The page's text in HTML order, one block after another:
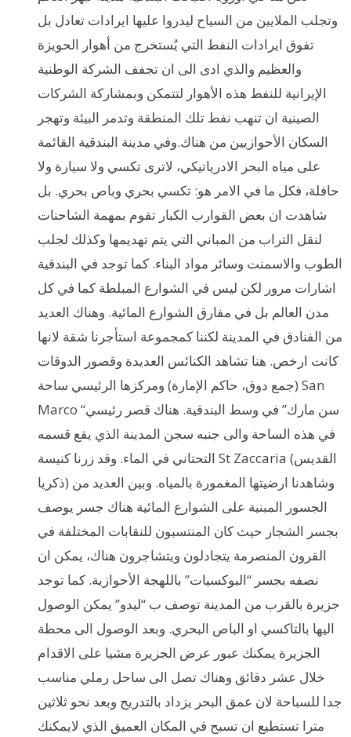
وتجلب الملايين من السياح ليدروا عليها ايرادات تعادل بل
تفوق ايرادات النفط التي يُستخرج من أهوار الحويزة
والعظيم والذي ادى الى ان تجفف الشركة الوطنية
الإيرانية للنفط هذه الأهوار لتتمكن وبمشاركة الشركات
الصينية ان تنهب نفط تلك المنطقة وتدمر البيئة وتهجر
السكان الأحوازيين من هناك.وفي مدينة البندقية القائمة
على مياه البحر الادرياتيكي، لاترى تكسي ولا سيارة ولا
حافلة، فكل ما في الامر هو: تكسي بحري وباص بحري. بل
شاهدت ان بعض القوارب الكبار تقوم بمهمة الشاحنات
لنقل التراب من المباني التي يتم تهديمها وكذلك لجلب
الطوب والاسمنت وسائر مواد البناء. كما توجد في البندقية
اشارات مرور لكن ليس في الشوارع المبلطة كما في كل
مدن العالم بل في مفارق الشوارع المائية. وهناك العديد
من الفنادق في المدينة لكننا كمجموعة استأجرنا شقة لانها
كانت ارخص. هنا تشاهد الكنائس العديدة وقصور الدوقات
(جمع دوق، حاكم الإمارة) ومركزها الرئيسي ساحة San
Marco “سن مارك” في وسط البندقية. هناك قصر رئيسي
في هذه الساحة والى جنبه سجن المدينة الذي يقع قسمه
التحتاني في الماء. وقد زرنا كنيسة St Zaccaria (القديس
ذكريا) وشاهدنا ارضيتها المغمورة بالمياه. وبين العديد من
الجسور المبنية على الشوارع المائية هناك جسر يوصف
بجسر الشجار حيث كان المنتسبون للنقابات المختلفة في
القرون المنصرمة يتجادلون ويتشاجرون هناك، يمكن ان
نصفه بجسر “البوكسيات” باللهجة الأحوازية. كما توجد
جزيرة بالقرب من المدينة توصف ب “ليدو” يمكن الوصول
اليها بالتاكسي او الباص البحري. وبعد الوصول الى محطة
الجزيرة يمكنك عبور عرض الجزيرة مشيا على الاقدام
خلال عشر دقائق وهناك تصل الى ساحل رملي مناسب
جدا للسباحة لان عمق البحر يزداد بالتدريج وبعد نحو ثلاثين
مترا تستطيع ان تسبح في المكان العميق الذي لايمكنك